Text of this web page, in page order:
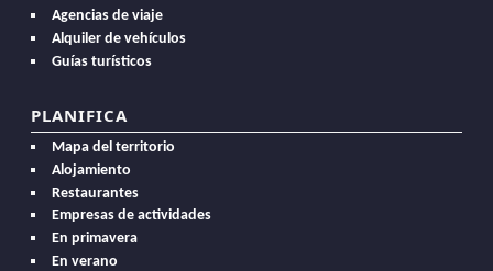
Agencias de viaje
Alquiler de vehículos
Guías turísticos
PLANIFICA
Mapa del territorio
Alojamiento
Restaurantes
Empresas de actividades
En primavera
En verano